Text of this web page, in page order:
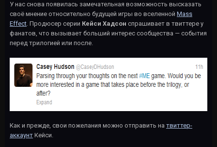
У нас снова появилась замечательная возможность высказать
своё мнение относительно будущей игры во вселенной Mass
Effect. Продюсер серии Кейси Хадсон спрашивает в твиттере у
фанатов, что вызывает больший интерес сообщества — события
перед трилогией или после.
Как и прежде, свои пожелания можно отправить на твиттер-
аккаунт Кейси.